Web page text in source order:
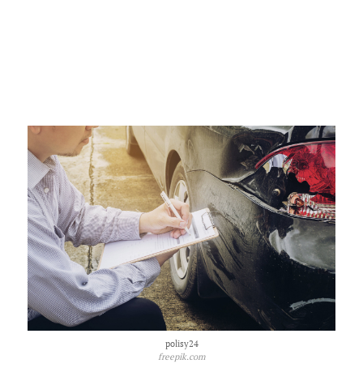
polisy24
freepik.com